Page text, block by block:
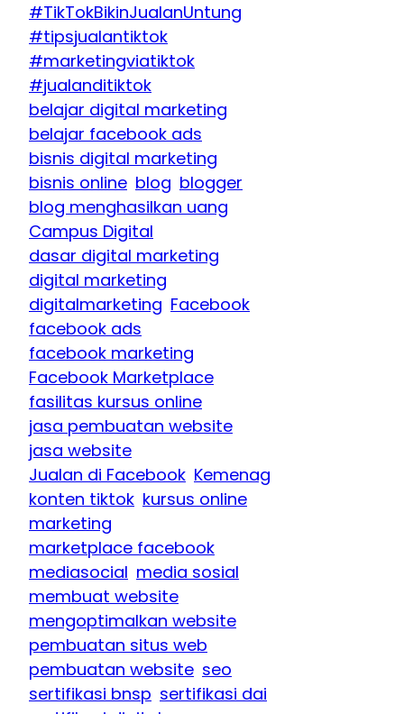
#TikTokBikinJualanUntung
#tipsjualantiktok
#marketingviatiktok
#jualanditiktok
belajar digital marketing
belajar facebook ads
bisnis digital marketing
bisnis online blog blogger
blog menghasilkan uang
Campus Digital
dasar digital marketing
digital marketing
digitalmarketing Facebook
facebook ads
facebook marketing
Facebook Marketplace
fasilitas kursus online
jasa pembuatan website
jasa website
Jualan di Facebook Kemenag
konten tiktok kursus online
marketing
marketplace facebook
mediasocial media sosial
membuat website
mengoptimalkan website
pembuatan situs web
pembuatan website seo
sertifikasi bnsp sertifikasi dai